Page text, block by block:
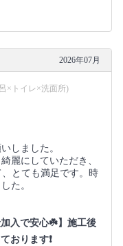
2026年07月
×トイレ×洗面所)
しました。
麗にしていただき、
とても満足です。時
た。
加入で安心☘️】施工後
おります❗️